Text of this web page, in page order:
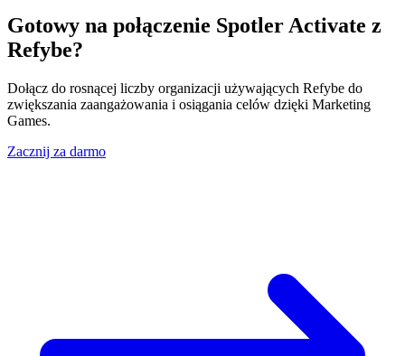
Gotowy na połączenie Spotler Activate z
Refybe?
Dołącz do rosnącej liczby organizacji używających Refybe do
zwiększania zaangażowania i osiągania celów dzięki Marketing
Games.
Zacznij za darmo